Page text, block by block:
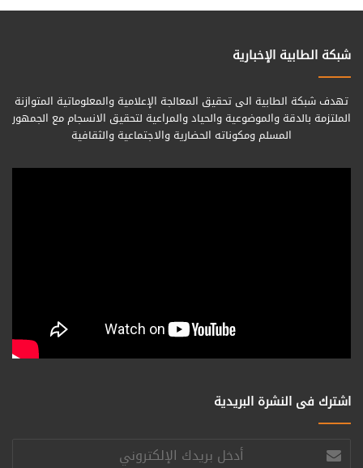
شبكة الطابية الإخبارية
تهدف شبكة الطابية الى تحقيق المعالجة الإعلامية والمعلوماتية المتوازنة
الملتزمة بالدقة والموضوعية والحياد والمراعية لتحقيق الانسجام مع الجمهور
المسلم ومكوناته الحضارية والاجتماعية والثقافية
اشترك فى النشرة البريدية
أدخل